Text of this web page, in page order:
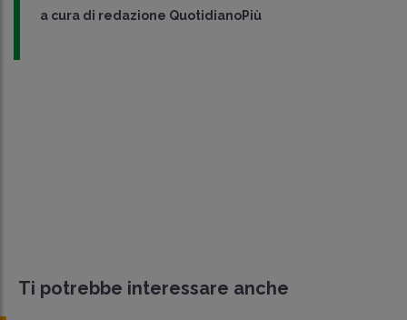
a cura di redazione QuotidianoPiù
Ti potrebbe interessare anche